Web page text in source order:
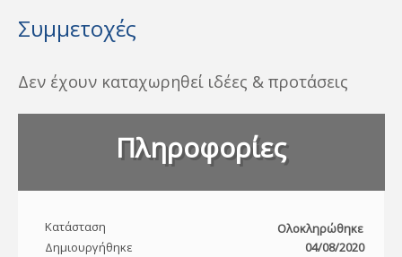
Συμμετοχές
Δεν έχουν καταχωρηθεί ιδέες & προτάσεις
Πληροφορίες
Κατάσταση
Ολοκληρώθηκε
Δημιουργήθηκε
04/08/2020